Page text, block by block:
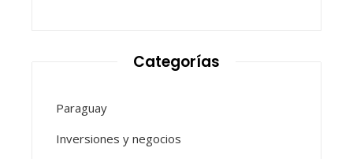
Categorías
Paraguay
Inversiones y negocios